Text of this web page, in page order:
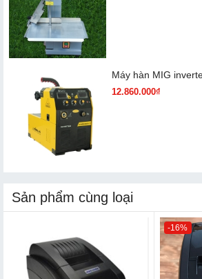
Máy hàn MIG
12.860.000₫
Sản phẩm cùng loại
-16%